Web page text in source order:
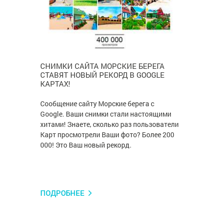
СНИМКИ САЙТА МОРСКИЕ БЕРЕГА
СТАВЯТ НОВЫЙ РЕКОРД В GOOGLE
КАРТАХ!
Сообщение сайту Морские берега с
Google. Ваши снимки стали настоящими
хитами! Знаете, сколько раз пользователи
Карт просмотрели Ваши фото? Более 200
000! Это Ваш новый рекорд.
ПОДРОБНЕЕ